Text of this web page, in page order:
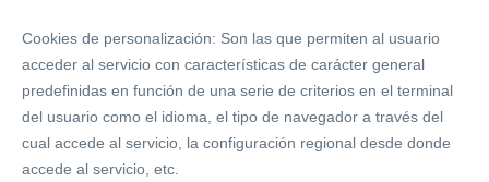
Cookies de personalización: Son las que permiten al usuario
acceder al servicio con características de carácter general
predefinidas en función de una serie de criterios en el terminal
del usuario como el idioma, el tipo de navegador a través del
cual accede al servicio, la configuración regional desde donde
accede al servicio, etc.